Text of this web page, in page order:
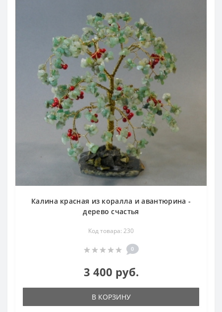
Калина красная из коралла и авантюрина -
дерево счастья
Код товара: 230
0
3 400 руб.
В КОРЗИНУ